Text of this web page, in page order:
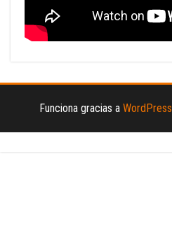
Funciona gracias a WordPress